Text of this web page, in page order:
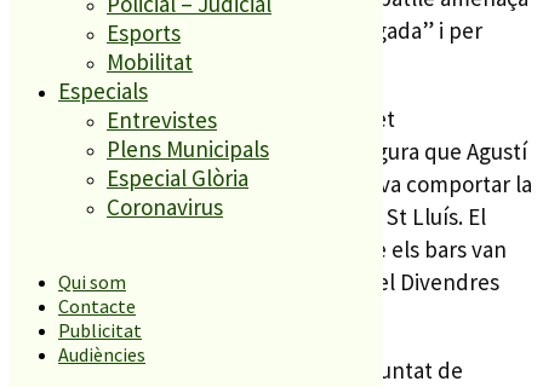
Esports
Mobilitat
Especials
Entrevistes
Plens Municipals
Especial Glòria
Coronavirus
Qui som
Contacte
Publicitat
Audiències
amb la sanció per justificar la seva “cagada” i per
qüestions d’ego.
Bermán recorda que l’entitat té el dret
constitucional de manifestar-se i assegura que Agustí
passa per alt l’impacte econòmic que va comportar la
processó amb els legionaris al barri de St Lluís. El
responsable de la confraria afirma que els bars van
acabar les seves existències la tarda del Divendres
Sant.
Si el consistori segueix amb la seva voluntat de